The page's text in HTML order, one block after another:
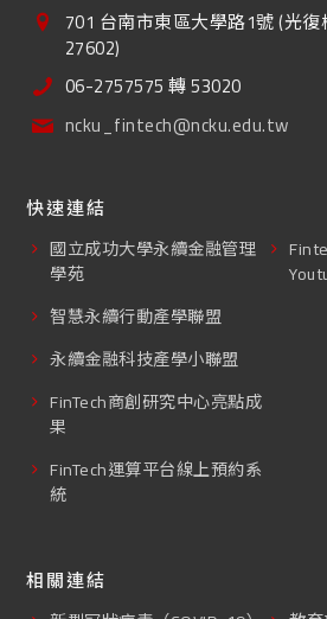
701 台南市東區大學路1號 (光
27602)
06-2757575 轉 53020
ncku_fintech@ncku.edu.tw
快速連結
國立成功大學永續金融管理
學苑
智慧永續行動產學聯盟
永續金融科技產學小聯盟
FinTech商創研究中心亮點成
果
FinTech運算平台線上預約系
統
相關連結